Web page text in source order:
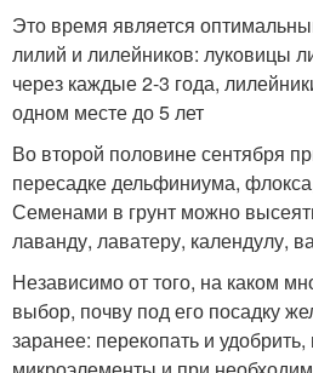
Это время является
лилий и лилейников: луковицы
через каждые 2-3 года,
одном месте до 5 лет
Во второй половине сентября
пересадке дельфиниума,
Семенами в грунт можно
лаванду, лаватеру, календулу,
Независимо от того, на каком
выбор, почву под его посадку
заранее: перекопать и